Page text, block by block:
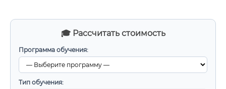
🎓 Рассчитать стоимость
Программа обучения:
Тип обучения: